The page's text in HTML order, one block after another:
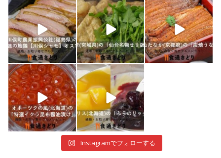
shokutuu_kidori
1月 7
shokutuu_kidori
1月 5
shokutuu_kidori
12月 30
shokutuu_kidori
12月 29
shokutuu_kidori
12月 28
Instagramでフォローする